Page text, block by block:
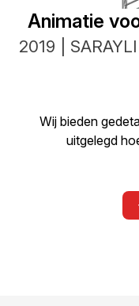
Animatie
2019 |
Wij bieden
uitgelegd